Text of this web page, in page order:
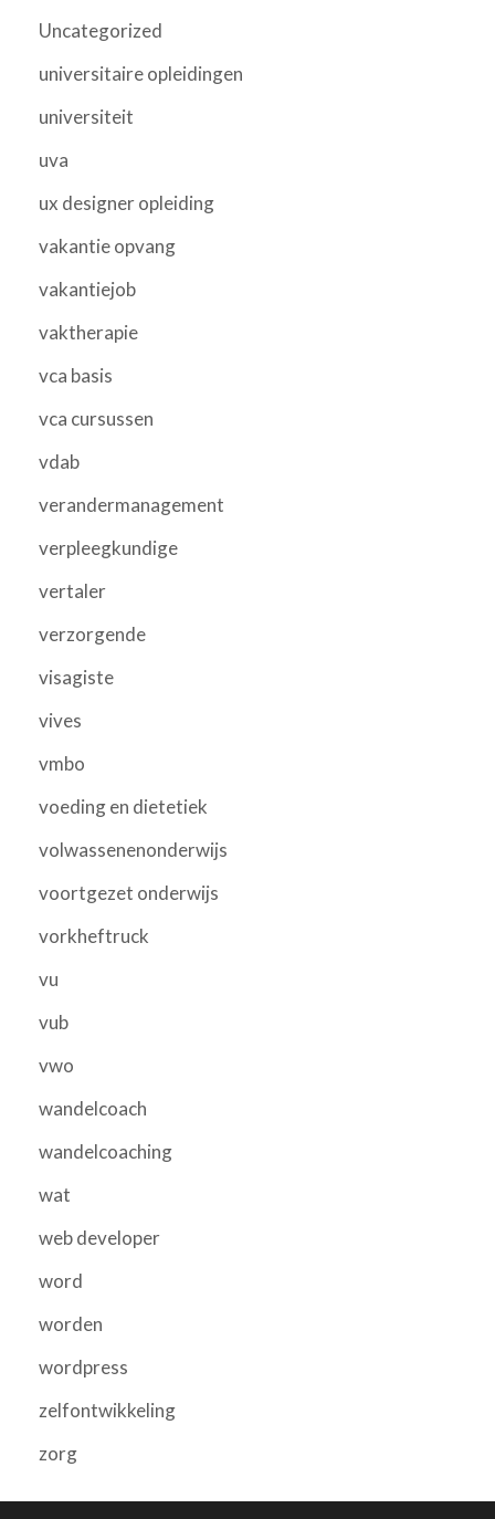
Uncategorized
universitaire opleidingen
universiteit
uva
ux designer opleiding
vakantie opvang
vakantiejob
vaktherapie
vca basis
vca cursussen
vdab
verandermanagement
verpleegkundige
vertaler
verzorgende
visagiste
vives
vmbo
voeding en dietetiek
volwassenenonderwijs
voortgezet onderwijs
vorkheftruck
vu
vub
vwo
wandelcoach
wandelcoaching
wat
web developer
word
worden
wordpress
zelfontwikkeling
zorg